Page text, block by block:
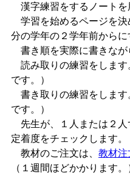
漢字練習をするノートを
学習を始めるページを決
分の学年の２学年前からに
書き順を実際に書きなが
読み取りの練習をします
です。）
書き取りの練習をします
です。）
先生が、１人または２人
定着度をチェックします。
教材のご注文は、 教材注
（１週間ほどかかります。